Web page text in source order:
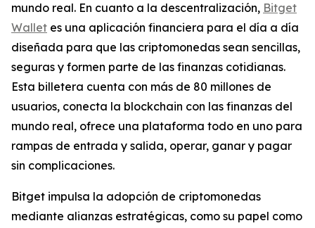
mundo real. En cuanto a la descentralización, Bitget
Wallet es una aplicación financiera para el día a día
diseñada para que las criptomonedas sean sencillas,
seguras y formen parte de las finanzas cotidianas.
Esta billetera cuenta con más de 80 millones de
usuarios, conecta la blockchain con las finanzas del
mundo real, ofrece una plataforma todo en uno para
rampas de entrada y salida, operar, ganar y pagar
sin complicaciones.
Bitget impulsa la adopción de criptomonedas
mediante alianzas estratégicas, como su papel como